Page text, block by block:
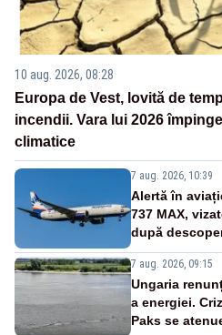
10 aug. 2026, 08:28
Europa de Vest, lovită de
incendii. Vara lui 2026
climatice
7 aug. 2026, 10:39
Alertă în
737 MAX,
după
7 aug. 2026, 09:15
Ungaria
a energiei.
Paks se